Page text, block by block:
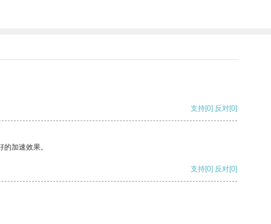
支持[0] 反对[0]
加速效果。
支持[0] 反对[0]